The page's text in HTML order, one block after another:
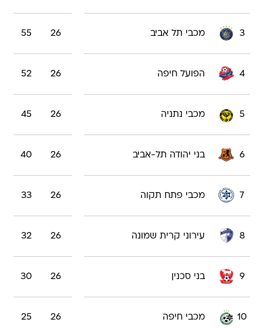
3 מכבי תל אביב 26
55
4 הפועל חיפה 26
52
5 מכבי נתניה 26
45
6 בני יהודה תל-אביב 26
40
7 מכבי פתח תקוה 26
33
8 עירוני קרית שמונה 26
32
9 בני סכנין 26
30
10 מכבי חיפה 26
25